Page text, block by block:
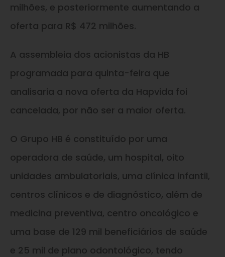
milhões, e posteriormente aumentando a
oferta para R$ 472 milhões.
A assembleia dos acionistas da HB
programada para quinta-feira que
analisaria a nova oferta da Hapvida foi
cancelada, por não ser a maior oferta.
O Grupo HB é constituído por uma
operadora de saúde, um hospital, oito
unidades ambulatoriais, uma clínica infantil,
centros clínicos e de diagnóstico, além de
medicina preventiva, centro oncológico e
uma base de 129 mil beneficiários de saúde
e 25 mil de plano odontológico, tendo